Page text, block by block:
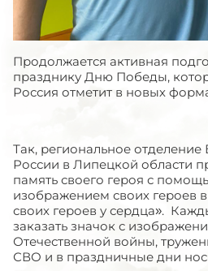
Продолжается активная
празднику Дню Победы,
Россия отметит в новых
Так, региональное отделение
России в Липецкой области
память своего героя с
изображением своих героев
своих героев у сердца».
заказать значок с
Отечественной войны,
СВО и в праздничные дни